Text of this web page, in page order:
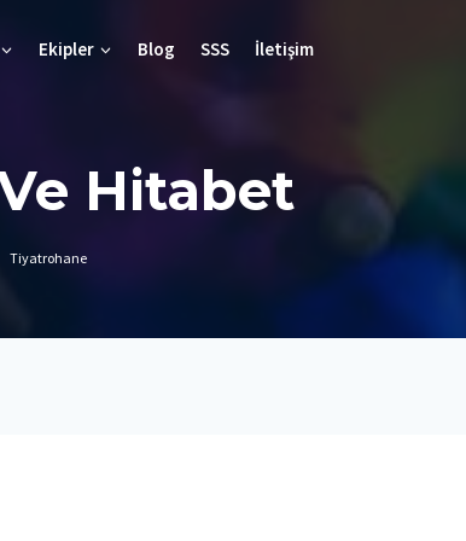
Ekipler Blog SSS İletişim
Hitabet
Tiyatrohane